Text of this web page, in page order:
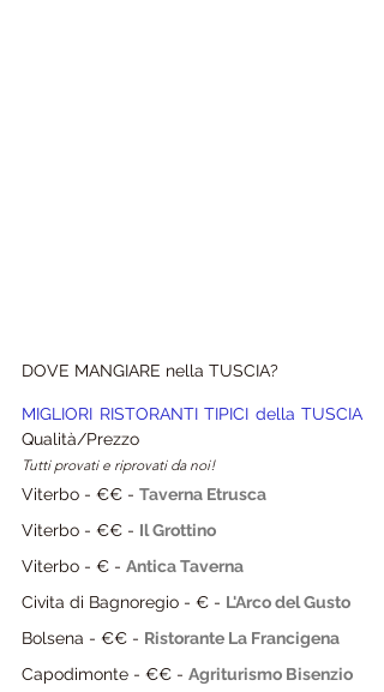
DOVE MANGIARE nella TUSCIA?
MIGLIORI RISTORANTI TIPICI della TUSCIA
Qualità/Prezzo
Tutti provati e riprovati da noi!
Viterbo - €€ - Taverna Etrusca
Viterbo - €€ - Il Grottino
Viterbo - € - Antica Taverna
Civita di Bagnoregio - € - L'Arco del Gusto
Bolsena - €€ - Ristorante La Francigena
Capodimonte - €€ - Agriturismo Bisenzio